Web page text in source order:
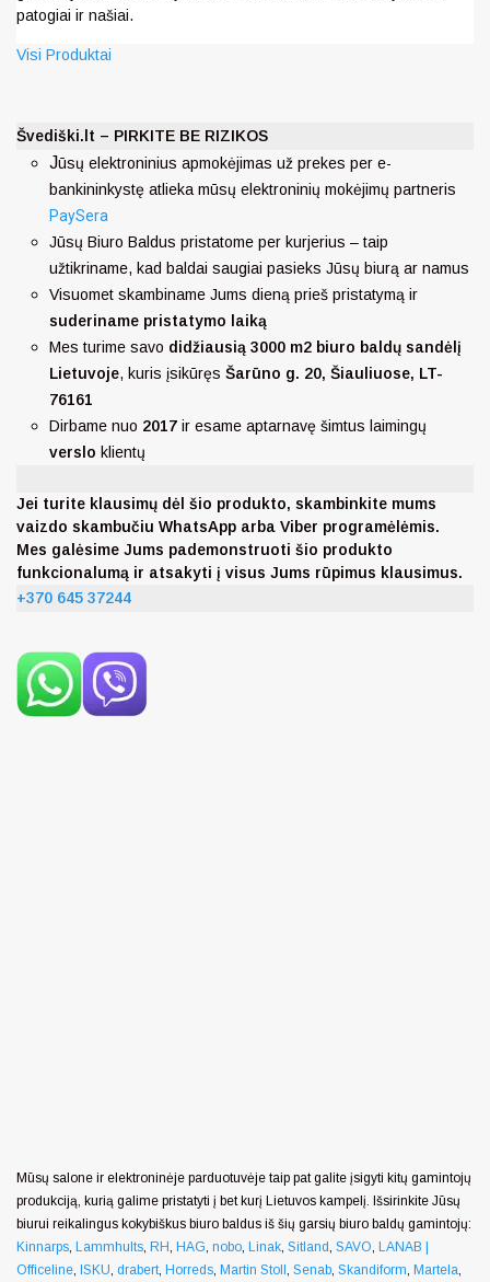
patogiai ir našiai.
Visi Produktai
Švediški.lt – PIRKITE BE RIZIKOS
Jūsų elektroninius apmokėjimas už prekes per e-
bankininkystę atlieka mūsų elektroninių mokėjimų partneris
PaySera
Jūsų Biuro Baldus pristatome per kurjerius – taip
užtikriname, kad baldai saugiai pasieks Jūsų biurą ar namus
Visuomet skambiname Jums dieną prieš pristatymą ir
suderiname pristatymo laiką
Mes turime savo didžiausią 3000 m2 biuro baldų sandėlį
Lietuvoje, kuris įsikūręs Šarūno g. 20, Šiauliuose, LT-
76161
Dirbame nuo 2017 ir esame aptarnavę šimtus laimingų
verslo klientų
Jei turite klausimų dėl šio produkto, skambinkite mums
vaizdo skambučiu WhatsApp arba Viber programėlėmis.
Mes galėsime Jums pademonstruoti šio produkto
funkcionalumą ir atsakyti į visus Jums rūpimus klausimus.
+370 645 37244
Mūsų salone ir elektroninėje parduotuvėje taip pat galite įsigyti kitų gamintojų
produkciją, kurią galime pristatyti į bet kurį Lietuvos kampelį. Išsirinkite Jūsų
biurui reikalingus kokybiškus biuro baldus iš šių garsių biuro baldų gamintojų:
Kinnarps, Lammhults, RH, HAG, nobo, Linak, Sitland, SAVO, LANAB |
Officeline, ISKU, drabert, Horreds, Martin Stoll , Senab, Skandiform, Martela,